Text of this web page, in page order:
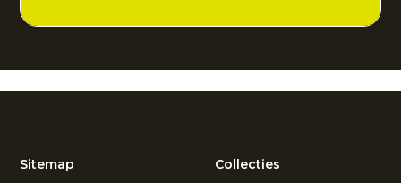
Sitemap
Collecties